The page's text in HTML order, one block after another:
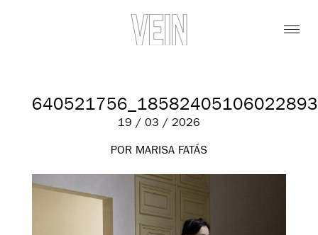
19 / 03 / 2026
POR MARISA FATÁS